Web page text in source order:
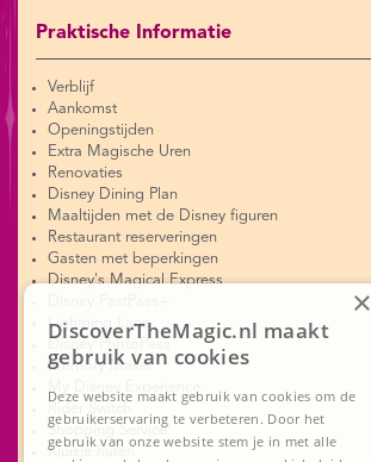
Praktische Informatie
Verblijf
Aankomst
Openingstijden
Extra Magische Uren
Renovaties
Disney Dining Plan
Maaltijden met de Disney figuren
Restaurant reserveringen
Gasten met beperkingen
Disney's Magical Express
Lightning Lane
Memory Maker
Shopping Service
Kluisje huren
DiscoverTheMagic.nl maakt
gebruik van cookies
Deze website maakt gebruik van cookies om de
gebruikerservaring te verbeteren. Door het
gebruik van onze website stem je in met alle
×